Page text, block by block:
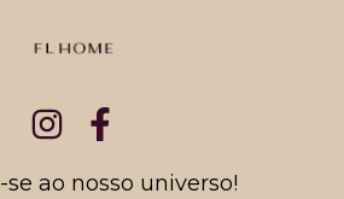
ao nosso universo!